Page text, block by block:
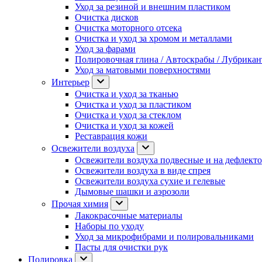
Уход за резиной и внешним пластиком
Очистка дисков
Очистка моторного отсека
Очистка и уход за хромом и металлами
Уход за фарами
Полировочная глина / Автоскрабы /
Уход за матовыми поверхностями
Интерьер
Очистка и уход за тканью
Очистка и уход за пластиком
Очистка и уход за стеклом
Очистка и уход за кожей
Реставрация кожи
Освежители воздуха
Освежители воздуха подвесные и на
Освежители воздуха в виде спрея
Освежители воздуха сухие и гелевые
Дымовые шашки и аэрозоли
Прочая химия
Лакокрасочные материалы
Наборы по уходу
Уход за микрофибрами и полировальниками
Пасты для очистки рук
Полировка